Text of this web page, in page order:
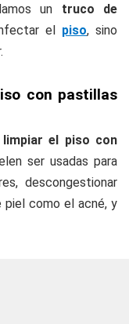
un truco de
el piso, sino
con pastillas
limpiar el piso con
ser usadas para
descongestionar
piel como el acné, y